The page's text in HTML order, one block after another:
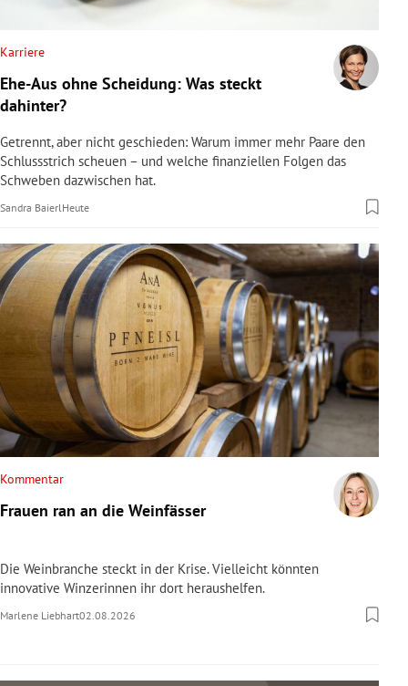
Untermenü
Untermenü
Untermenü
Untermenü
Untermenü
Untermenü
Untermenü
Karriere
Ehe-Aus ohne Scheidung: Was steckt
dahinter?
Getrennt, aber nicht geschieden: Warum immer mehr Paare den
Schlussstrich scheuen – und welche finanziellen Folgen das
Schweben dazwischen hat.
Sandra Baierl Heute
Kommentar
Frauen ran an die Weinfässer
Die Weinbranche steckt in der Krise. Vielleicht könnten
innovative Winzerinnen ihr dort heraushelfen.
Marlene Liebhart02.08.2026